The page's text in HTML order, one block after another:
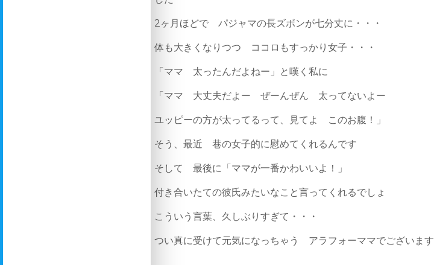
2ヶ月ほどで パジャマの長ズボンが七分丈に・・・
体も大きくなりつつ ココロもすっかり女子・・・
「ママ 太ったんだよねー」と嘆く私に
「ママ 大丈夫だよー ぜーんぜん 太ってないよー
ユッピーの方が太ってるって、見てよ このお腹！」
そう、最近 巷の女子的に慰めてくれるんです
そして 最後に「ママが一番かわいいよ！」
付き合いたての彼氏みたいなこと言ってくれるでしょ
こういう言葉、久しぶりすぎて・・・
つい真に受けて元気になっちゃう アラフォーママでございます